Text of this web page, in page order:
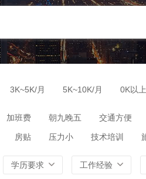
3K~5K/月 5K~10K/月 0K以
加班费 朝九晚五 交通方便
房贴 压力小 技术培训
学历要求 工作经验